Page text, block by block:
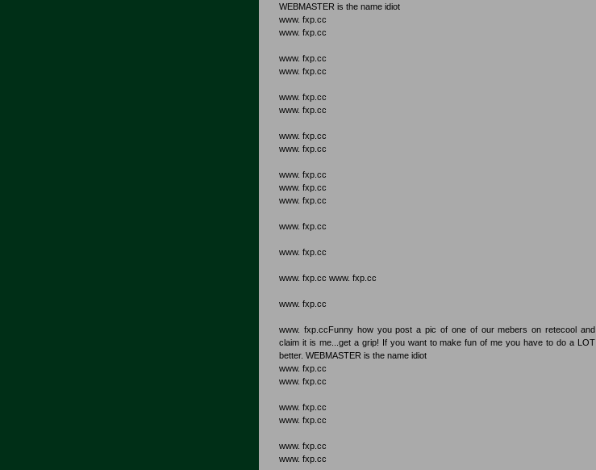
WEBMASTER is the name idiot
www. fxp.cc
www. fxp.cc
www. fxp.cc
www. fxp.cc
www. fxp.cc
www. fxp.cc
www. fxp.cc
www. fxp.cc
www. fxp.cc
www. fxp.cc
www. fxp.cc
www. fxp.cc
www. fxp.cc
www. fxp.cc www. fxp.cc
www. fxp.cc
www. fxp.ccFunny how you post a pic of one of our mebers on retecool and
claim it is me...get a grip! If you want to make fun of me you have to do a LOT
better. WEBMASTER is the name idiot
www. fxp.cc
www. fxp.cc
www. fxp.cc
www. fxp.cc
www. fxp.cc
www. fxp.cc